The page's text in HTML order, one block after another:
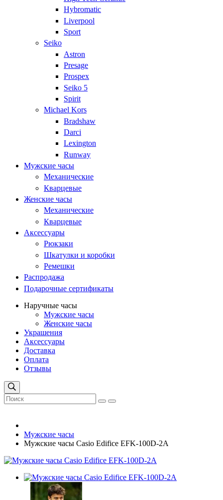
Hybromatic
Liverpool
Sport
Seiko
Astron
Presage
Prospex
Seiko 5
Spirit
Michael Kors
Bradshaw
Darci
Lexington
Runway
Мужские часы
Механические
Кварцевые
Женские часы
Механические
Кварцевые
Аксессуары
Рюкзаки
Шкатулки и коробки
Ремешки
Распродажа
Подарочные сертификаты
Наручные часы
Мужские часы
Женские часы
Украшения
Аксессуары
Доставка
Оплата
Отзывы
Мужские часы
Мужские часы Casio Edifice EFK-100D-2A